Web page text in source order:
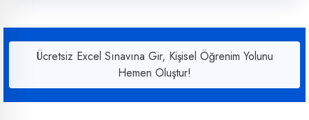
Ücretsiz Excel Sınavına Gir, Kişisel Öğrenim Yolunu
Hemen Oluştur!